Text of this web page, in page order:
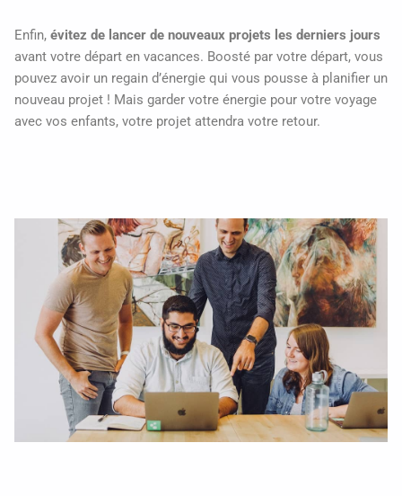
Enfin, évitez de lancer de nouveaux projets les derniers jours
avant votre départ en vacances. Boosté par votre départ, vous
pouvez avoir un regain d’énergie qui vous pousse à planifier un
nouveau projet ! Mais garder votre énergie pour votre voyage
avec vos enfants, votre projet attendra votre retour.